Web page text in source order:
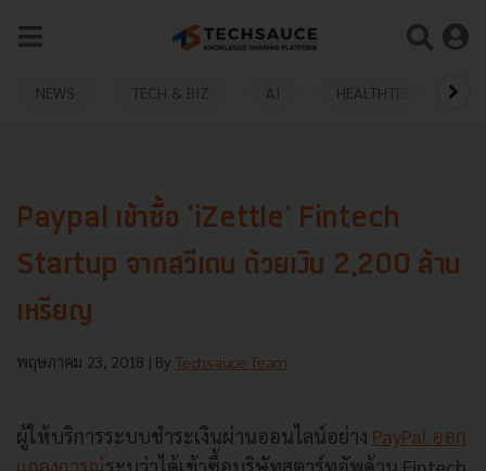
NEWS TECH & BIZ AI HEALTHTECH
Paypal เข้าซื้อ 'iZettle' Fintech
Startup จากสวีเดน ด้วยเงิน 2,200 ล้าน
เหรียญ
พฤษภาคม 23, 2018 | By Techsauce Team
ผู้ให้บริการระบบชำระเงินผ่านออนไลน์อย่าง PayPal ออก